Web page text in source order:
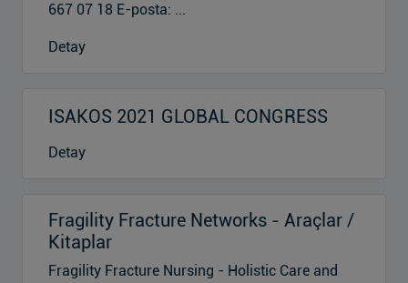
667 07 18 E-posta: ...
Detay
ISAKOS 2021 GLOBAL CONGRESS
Detay
Fragility Fracture Networks - Araçlar /
Kitaplar
Fragility Fracture Nursing - Holistic Care and